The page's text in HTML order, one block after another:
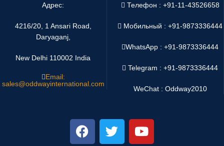
Адрес:
4216/20, 1 Ansari Road,
Daryaganj,
New Delhi 110002 India
Email:
sales@oddwayinternational.com
Телефон : +91-11-43526658
Мобильный : +91-9873336444
WhatsApp :+91-9873336444
Telegram : +91-9873336444
WeChat : Oddway2010